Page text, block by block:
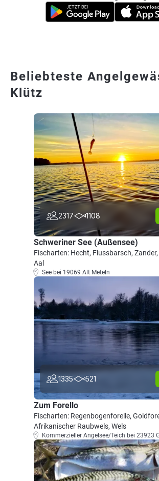
Beliebteste
Klütz
2317 1108
Schweriner See (Außensee)
Fischarten: Hecht, Flussbarsch,
Aal
See bei 19069 Alt Meteln
1335 521
Zum Forello
Fischarten: Regenbogenforelle,
Afrikanischer Raubwels, Wels
Kommerzieller Angelsee/Teich bei 23923